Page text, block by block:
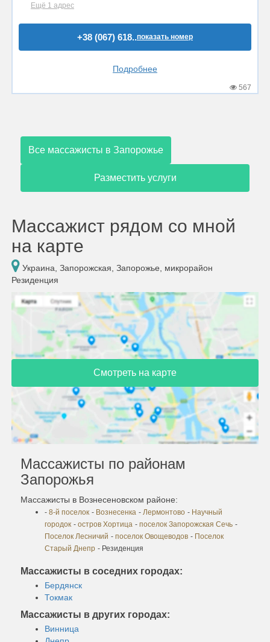
Ещё 1 адрес
+38 (067) 618..показать номер
Подробнее
567
Все массажисты в Запорожье
Разместить услуги
Массажист рядом со мной
на карте
Украина, Запорожская, Запорожье, микрорайон
Резиденция
Смотреть на карте
Массажисты по районам
Запорожья
Массажисты в Вознесеновском районе:
- 8-й поселок - Вознесенка - Лермонтово - Научный
городок - остров Хортица - поселок Запорожская Сечь -
Поселок Лесничий - поселок Овощеводов - Поселок
Старый Днепр - Резиденция
Массажисты в соседних городах:
Бердянск
Токмак
Массажисты в других городах:
Винница